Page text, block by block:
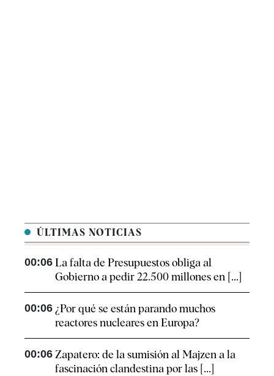
ÚLTIMAS NOTICIAS
00:06 La falta de Presupuestos obliga al
Gobierno a pedir 22.500 millones en [...]
00:06 ¿Por qué se están parando muchos
reactores nucleares en Europa?
00:06 Zapatero: de la sumisión al Majzen a la
fascinación clandestina por las [...]